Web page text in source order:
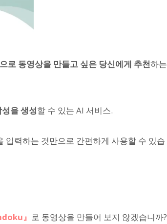
로 동영상을 만들고 싶은 당신에게 추천하는
을 생성할 수 있는 AI 서비스.
입력하는 것만으로 간편하게 사용할 수 있습
』 로 동영상을 만들어 보지 않겠습니까?